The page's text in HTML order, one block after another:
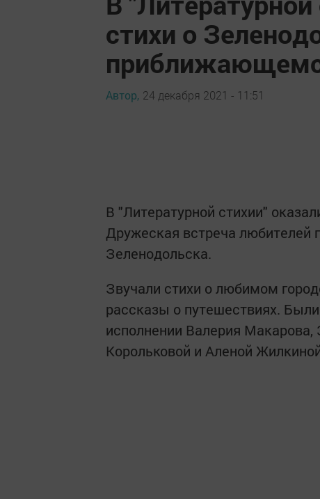
стихи о
Автор, 24 декабря 2021 - 11:51
В "Литературной стихии"
Дружеская встреча любителей
Зеленодольска.
Звучали стихи о любимом
рассказы о путешествиях.
исполнении Валерия Макарова,
Корольковой и Аленой